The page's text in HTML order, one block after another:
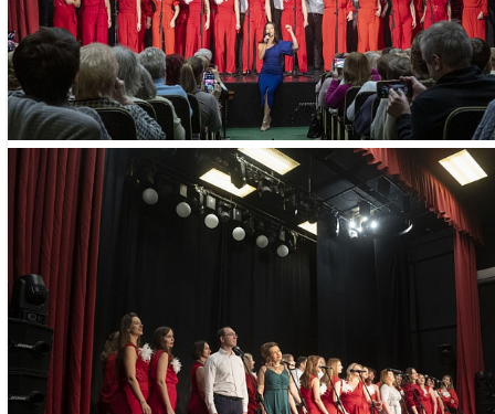
Запись
19:00 в кабинете
Занятия проходят
61